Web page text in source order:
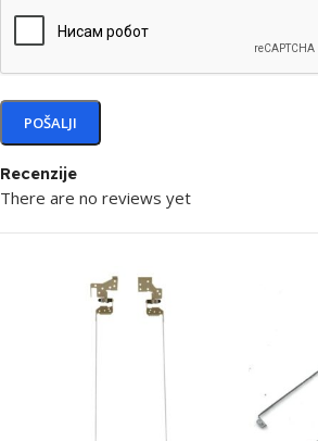
Recenzije
There are no reviews yet